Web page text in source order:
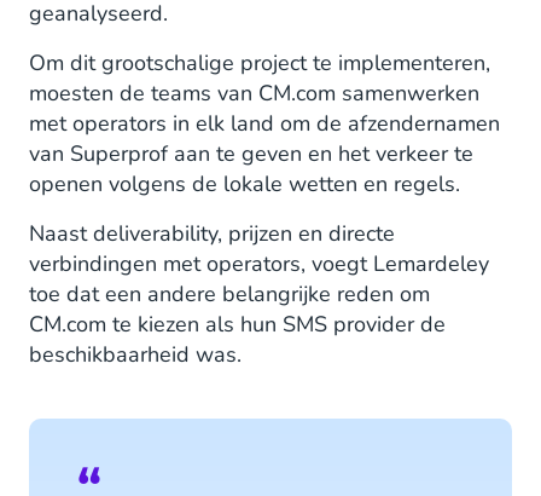
geanalyseerd.
Om dit grootschalige project te implementeren,
moesten de teams van CM.com samenwerken
met operators in elk land om de afzendernamen
van Superprof aan te geven en het verkeer te
openen volgens de lokale wetten en regels.
Naast deliverability, prijzen en directe
verbindingen met operators, voegt Lemardeley
toe dat een andere belangrijke reden om
CM.com te kiezen als hun SMS provider de
beschikbaarheid was.